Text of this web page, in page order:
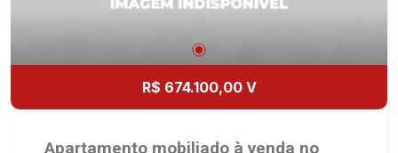
R$ 674.100,00 V
Apartamento mobiliado à venda no